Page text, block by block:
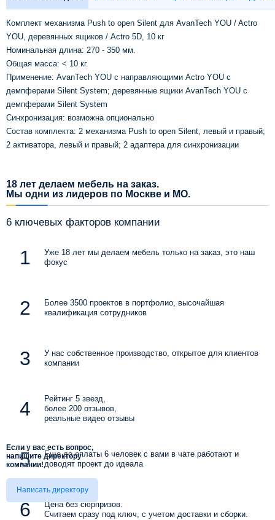
Комплект механизма Push to open Silent для AvanTech YOU / Actro
YOU, деревянных ящиков / Actro 5D, 10 кг
Номинальная длина: 270 - 350 мм.
Общая масса: < 10 кг.
Применение: AvanTech YOU с направляющими Actro YOU с
демпферами Silent System; деревянные ящики AvanTech YOU с
демпферами Silent System
Синхронизация: возможна опционально
Состав комплекта: 2 механизма Push to open Silent, левый и правый;
2 активатора, левый и правый; 2 адаптера для синхронизации
18 лет делаем мебель на заказ.
Мы одни из лидеров по Москве и МО.
6 ключевых факторов компании
Уже 18 лет мы делаем мебель только на заказ, это наш
фокус
Более 3500 проектов в портфолио, высочайшая
квалификация сотрудников
У нас собственное производство, открытое для клиентов
компании
Рейтинг 5 звезд,
более 200 отзывов,
реальные видео отзывы
Еще до оплаты 6 человек с вами в чате работают и
доводят проект до идеала
Цена без сюрпризов.
Считаем сразу под ключ, с учетом доставки и сборки.
Если у вас есть вопрос,
напишите директору
компании!
Написать директору